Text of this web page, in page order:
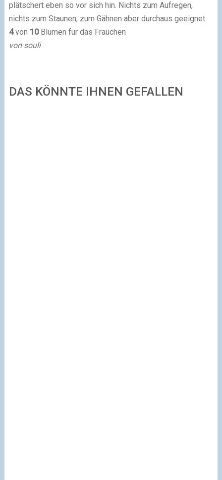
plätschert eben so vor sich hin. Nichts zum Aufregen,
nichts zum Staunen, zum Gähnen aber durchaus geeignet.
4von 10Blumen für das Frauchen
von souli
DAS KÖNNTE IHNEN GEFALLEN